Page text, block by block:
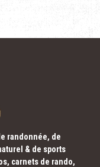
randonnée, de
& de sports
carnets de rando,